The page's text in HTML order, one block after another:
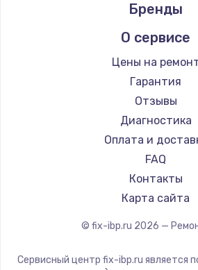
Бренды
О сервисе
Цены на
Гарантия
Отзывы
Диагностика
Оплата и
FAQ
Контакты
Карта сайта
© fix-ibp.ru 2026 —
Сервисный центр fix-ibp.ru является